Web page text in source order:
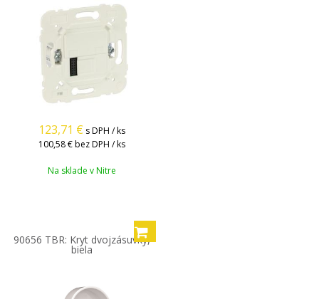
123,71 € s DPH / ks
100,58 € bez DPH / ks
Na sklade v Nitre
90656 TBR: Kryt dvojzásuvky,
biela